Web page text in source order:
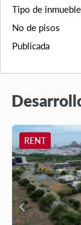
Tipo de inmueble
No de pisos
Publicada
RENT
chevron_left